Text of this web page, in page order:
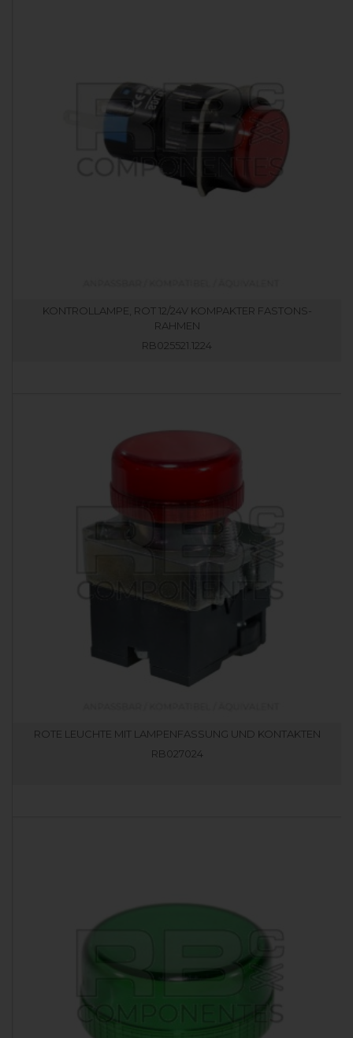
KONTROLLAMPE, ROT 12/24V KOMPAKTER FASTONS-
RAHMEN
RB025521.1224
ROTE LEUCHTE MIT LAMPENFASSUNG UND KONTAKTEN
RB027024